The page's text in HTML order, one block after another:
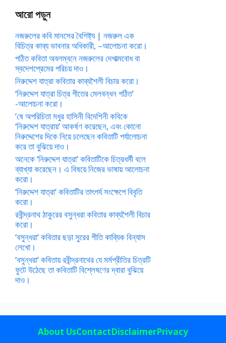
আরো পড়ুন
নজরুলের কবি মানসের বৈশিষ্ট্য | নজরুল এক
বিচিত্র কাব্য ভাবনার অধিকারী, –আলোচনা করো।
পঠিত কবিতা অবলম্বনে নজরুলের দেশাত্মবোধ বা
স্বদেশপ্রেমের পরিচয় দাও।
নিরুদ্দেশ যাত্রা কবিতার কাব্যশৈলী বিচার করো।
‘নিরুদ্দেশ যাত্রা চিত্র গীতের মেলবন্ধন গঠিত’
-আলোচনা করো।
‘ষে অপরিচিতা মধুর হাসিনী বিদেশিনী কবিকে
‘নিরুদ্দেশ যাত্রায়’ আকর্ষণ করেছেন, এবং কোনো
নিরুদ্দেশের দিকে নিয়ে চলেছেন কবিতাটি পর্যালোচনা
করে তা বুঝিয়ে দাও।
অনেকে ‘নিরুদ্দেশ যাত্রা’ কবিতাটিকে চিত্রধর্মী বলে
ব্যাখ্যা করেছেন। এ বিষয়ে নিজের ভাষায় আলোচনা
করো।
‘নিরুদ্দেশ যাত্রা’ কবিতাটির তাৎপর্য সংক্ষেপে বিবৃতি
করো।
রবীন্দ্রনাথ ঠাকুরের বসুন্ধরা কবিতার কাব্যশৈলী বিচার
করো।
‘বসুন্ধরা’ কবিতার ছড়া সুরের গীতি কাব্যিক বিন্যাস
লেখো।
‘বসুন্ধরা’ কবিতায় রবীন্দ্রনাথের যে মর্মপ্রীতির চিত্রটি
ফুটে উঠেছে তা কবিতাটি বিশ্লেষণের দ্বারা বুঝিয়ে
দাও।
About UsContactDisclaimerPrivacy